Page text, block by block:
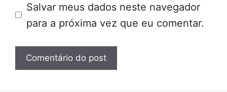
Salvar meus dados neste navegador
para a próxima vez que eu comentar.